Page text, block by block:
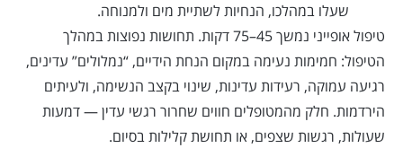
שעלו במהלכו, הנחיות לשתיית מים ולמנוחה.
טיפול אופייני נמשך 45–75 דקות. תחושות נפוצות במהלך
הטיפול: חמימות נעימה במקום הנחת הידיים, “נמלולים” עדינים,
רגיעה עמוקה, רעידות עדינות, שינוי בקצב הנשימה, ולעיתים
הירדמות. חלק מהמטופלים חווים שחרור רגשי עדין — דמעות
שעולות, רגשות שצפים, או תחושת קלילות בסיום.